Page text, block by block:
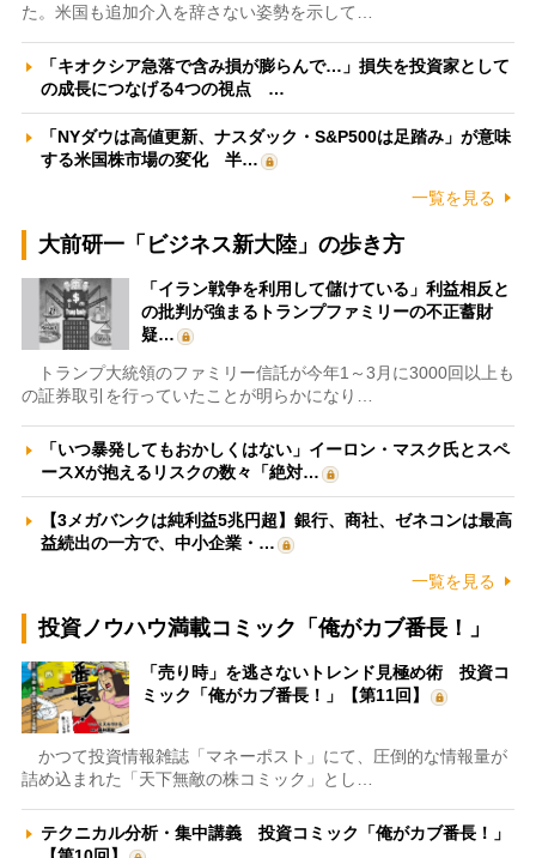
た。米国も追加介入を辞さない姿勢を示して…
「キオクシア急落で含み損が膨らんで…」損失を投資家として
の成長につなげる4つの視点 …
「NYダウは高値更新、ナスダック・S&P500は足踏み」が意味
する米国株市場の変化 半…
一覧を見る
大前研一「ビジネス新大陸」の歩き方
「イラン戦争を利用して儲けている」利益相反と
の批判が強まるトランプファミリーの不正蓄財
疑…
トランプ大統領のファミリー信託が今年1～3月に3000回以上も
の証券取引を行っていたことが明らかになり…
「いつ暴発してもおかしくはない」イーロン・マスク氏とスペ
ースXが抱えるリスクの数々「絶対…
【3メガバンクは純利益5兆円超】銀行、商社、ゼネコンは最高
益続出の一方で、中小企業・…
一覧を見る
投資ノウハウ満載コミック「俺がカブ番長！」
「売り時」を逃さないトレンド見極め術 投資コ
ミック「俺がカブ番長！」【第11回】
かつて投資情報雑誌「マネーポスト」にて、圧倒的な情報量が
詰め込まれた「天下無敵の株コミック」とし…
テクニカル分析・集中講義 投資コミック「俺がカブ番長！」